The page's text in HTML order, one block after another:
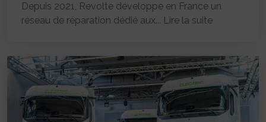
Depuis 2021, Revolte développe en France un
réseau de réparation dédié aux... Lire la suite